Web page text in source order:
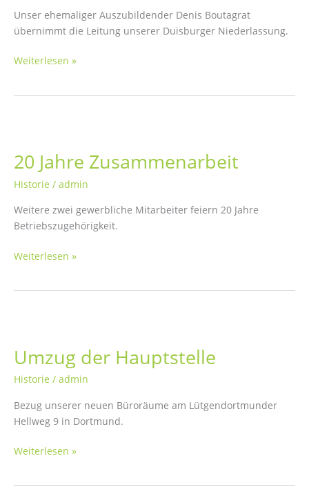
Unser ehemaliger Auszubildender Denis Boutagrat
übernimmt die Leitung unserer Duisburger Niederlassung.
Denis
Weiterlesen »
20 Jahre Zusammenarbeit
Historie / admin
Weitere zwei gewerbliche Mitarbeiter feiern 20 Jahre
Betriebszugehörigkeit.
20
Weiterlesen »
Umzug der Hauptstelle
Historie / admin
Bezug unserer neuen Büroräume am Lütgendortmunder
Hellweg 9 in Dortmund.
Umzug
Hauptstelle
Weiterlesen »